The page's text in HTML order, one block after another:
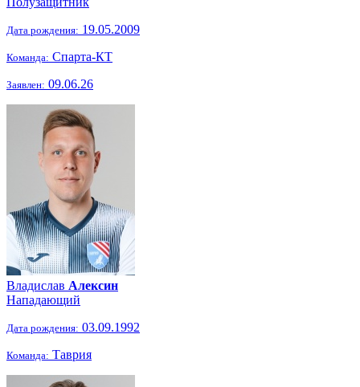
Дата рождения: 19.05.2009
Команда: Спарта-КТ
Заявлен: 09.06.26
Владислав Алексин
Нападающий
Дата рождения: 03.09.1992
Команда: Таврия